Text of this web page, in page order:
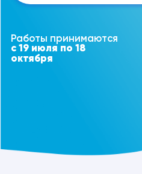
Работы принимаются
с 19 июля по 18
октября